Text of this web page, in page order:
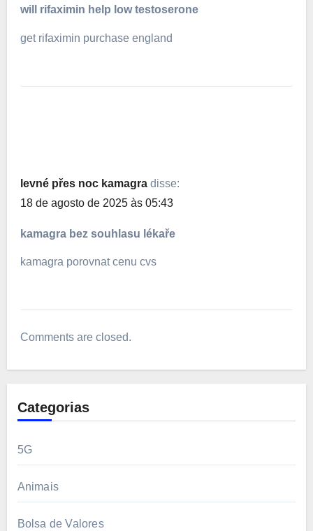
will rifaximin help low testoserone
get rifaximin purchase england
levné přes noc kamagra disse:
18 de agosto de 2025 às 05:43
kamagra bez souhlasu lékaře
kamagra porovnat cenu cvs
Comments are closed.
Categorias
5G
Animais
Bolsa de Valores